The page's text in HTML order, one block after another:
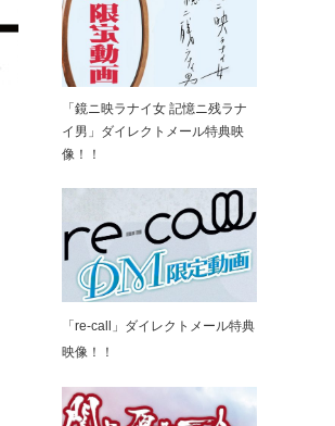
「鏡ニ映ラナイ女 記憶ニ残ラナ
イ男」ダイレクトメール特典映
像！！
「re-call」ダイレクトメール特典
映像！！